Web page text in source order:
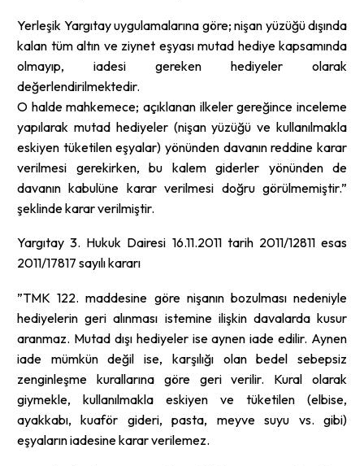
Yerleşik Yargıtay uygulamalarına göre; nişan yüzüğü dışında
kalan tüm altın ve ziynet eşyası mutad hediye kapsamında
olmayıp, iadesi gereken hediyeler olarak
değerlendirilmektedir.
O halde mahkemece; açıklanan ilkeler gereğince inceleme
yapılarak mutad hediyeler (nişan yüzüğü ve kullanılmakla
eskiyen tüketilen eşyalar) yönünden davanın reddine karar
verilmesi gerekirken, bu kalem giderler yönünden de
davanın kabulüne karar verilmesi doğru görülmemiştir.”
şeklinde karar verilmiştir.
Yargıtay 3. Hukuk Dairesi 16.11.2011 tarih 2011/12811 esas
2011/17817 sayılı kararı
”TMK 122. maddesine göre nişanın bozulması nedeniyle
hediyelerin geri alınması istemine ilişkin davalarda kusur
aranmaz. Mutad dışı hediyeler ise aynen iade edilir. Aynen
iade mümkün değil ise, karşılığı olan bedel sebepsiz
zenginleşme kurallarına göre geri verilir. Kural olarak
giymekle, kullanılmakla eskiyen ve tüketilen (elbise,
ayakkabı, kuaför gideri, pasta, meyve suyu vs. gibi)
eşyaların iadesine karar verilemez.